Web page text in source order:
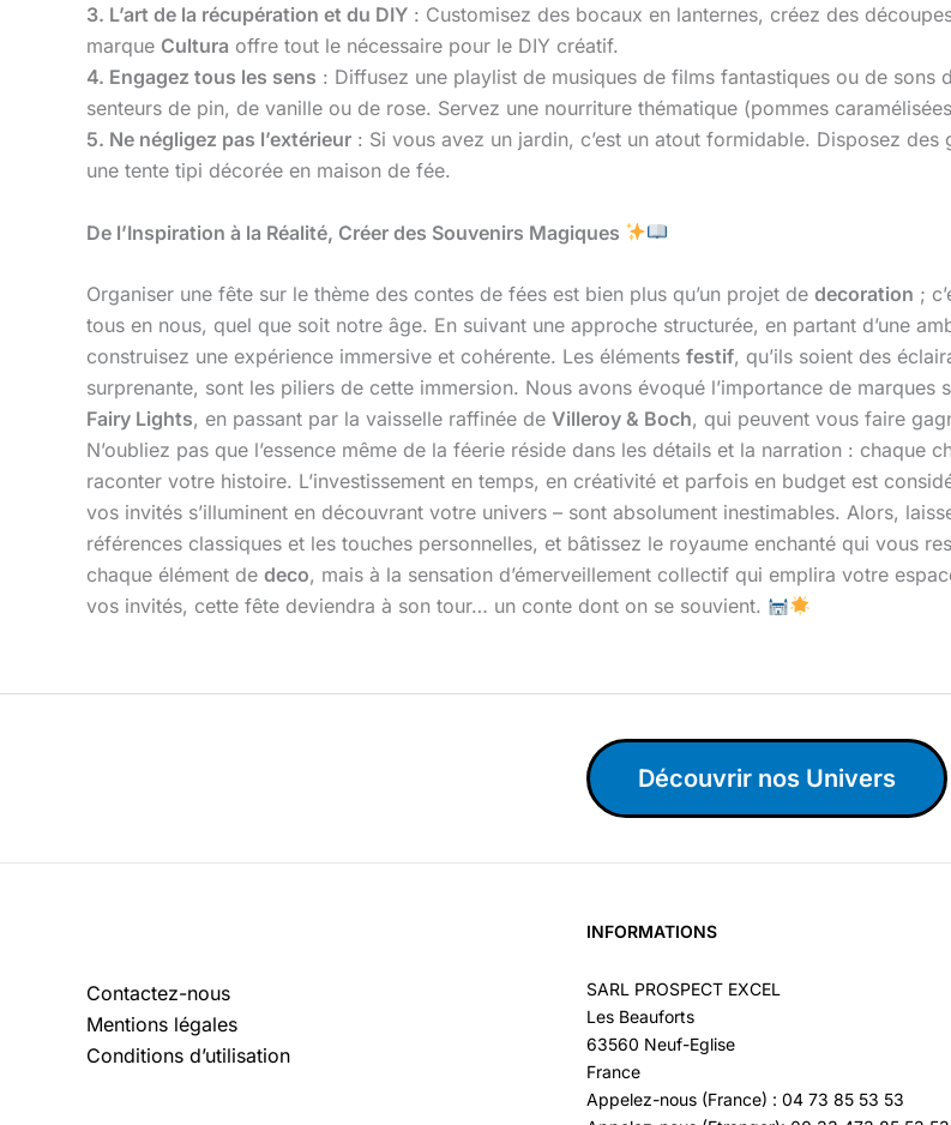
3. L’art de la récupération et du DIY : Customisez des bocaux en lanternes, créez des
marque Cultura offre tout le nécessaire pour le DIY créatif.
4. Engagez tous les sens : Diffusez une playlist de musiques de films fantastiques ou de sons
senteurs de pin, de vanille ou de rose. Servez une nourriture thématique (pommes
5. Ne négligez pas l’extérieur : Si vous avez un jardin, c’est un atout formidable. Disposez
une tente tipi décorée en maison de fée.
De l’Inspiration à la Réalité, Créer des Souvenirs Magiques
Organiser une fête sur le thème des contes de fées est bien plus qu’un projet de decoration ;
tous en nous, quel que soit notre âge. En suivant une approche structurée, en partant d’une
construisez une expérience immersive et cohérente. Les éléments festif, qu’ils soient des
surprenante, sont les piliers de cette immersion. Nous avons évoqué l’importance de marques
Fairy Lights, en passant par la vaisselle raffinée de Villeroy & Boch, qui peuvent vous faire
N’oubliez pas que l’essence même de la féerie réside dans les détails et la narration : chaque
raconter votre histoire. L’investissement en temps, en créativité et parfois en budget est
vos invités s’illuminent en découvrant votre univers – sont absolument inestimables. Alors,
références classiques et les touches personnelles, et bâtissez le royaume enchanté qui vous
chaque élément de deco, mais à la sensation d’émerveillement collectif qui emplira votre
vos invités, cette fête deviendra à son tour… un conte dont on se souvient.
Découvrir nos Univers
Contactez-nous
Mentions légales
Conditions d’utilisation
INFORMATIONS
SARL PROSPECT EXCEL
Les Beauforts
63560 Neuf-Eglise
France
Appelez-nous (France) : 04 73 85 53 53